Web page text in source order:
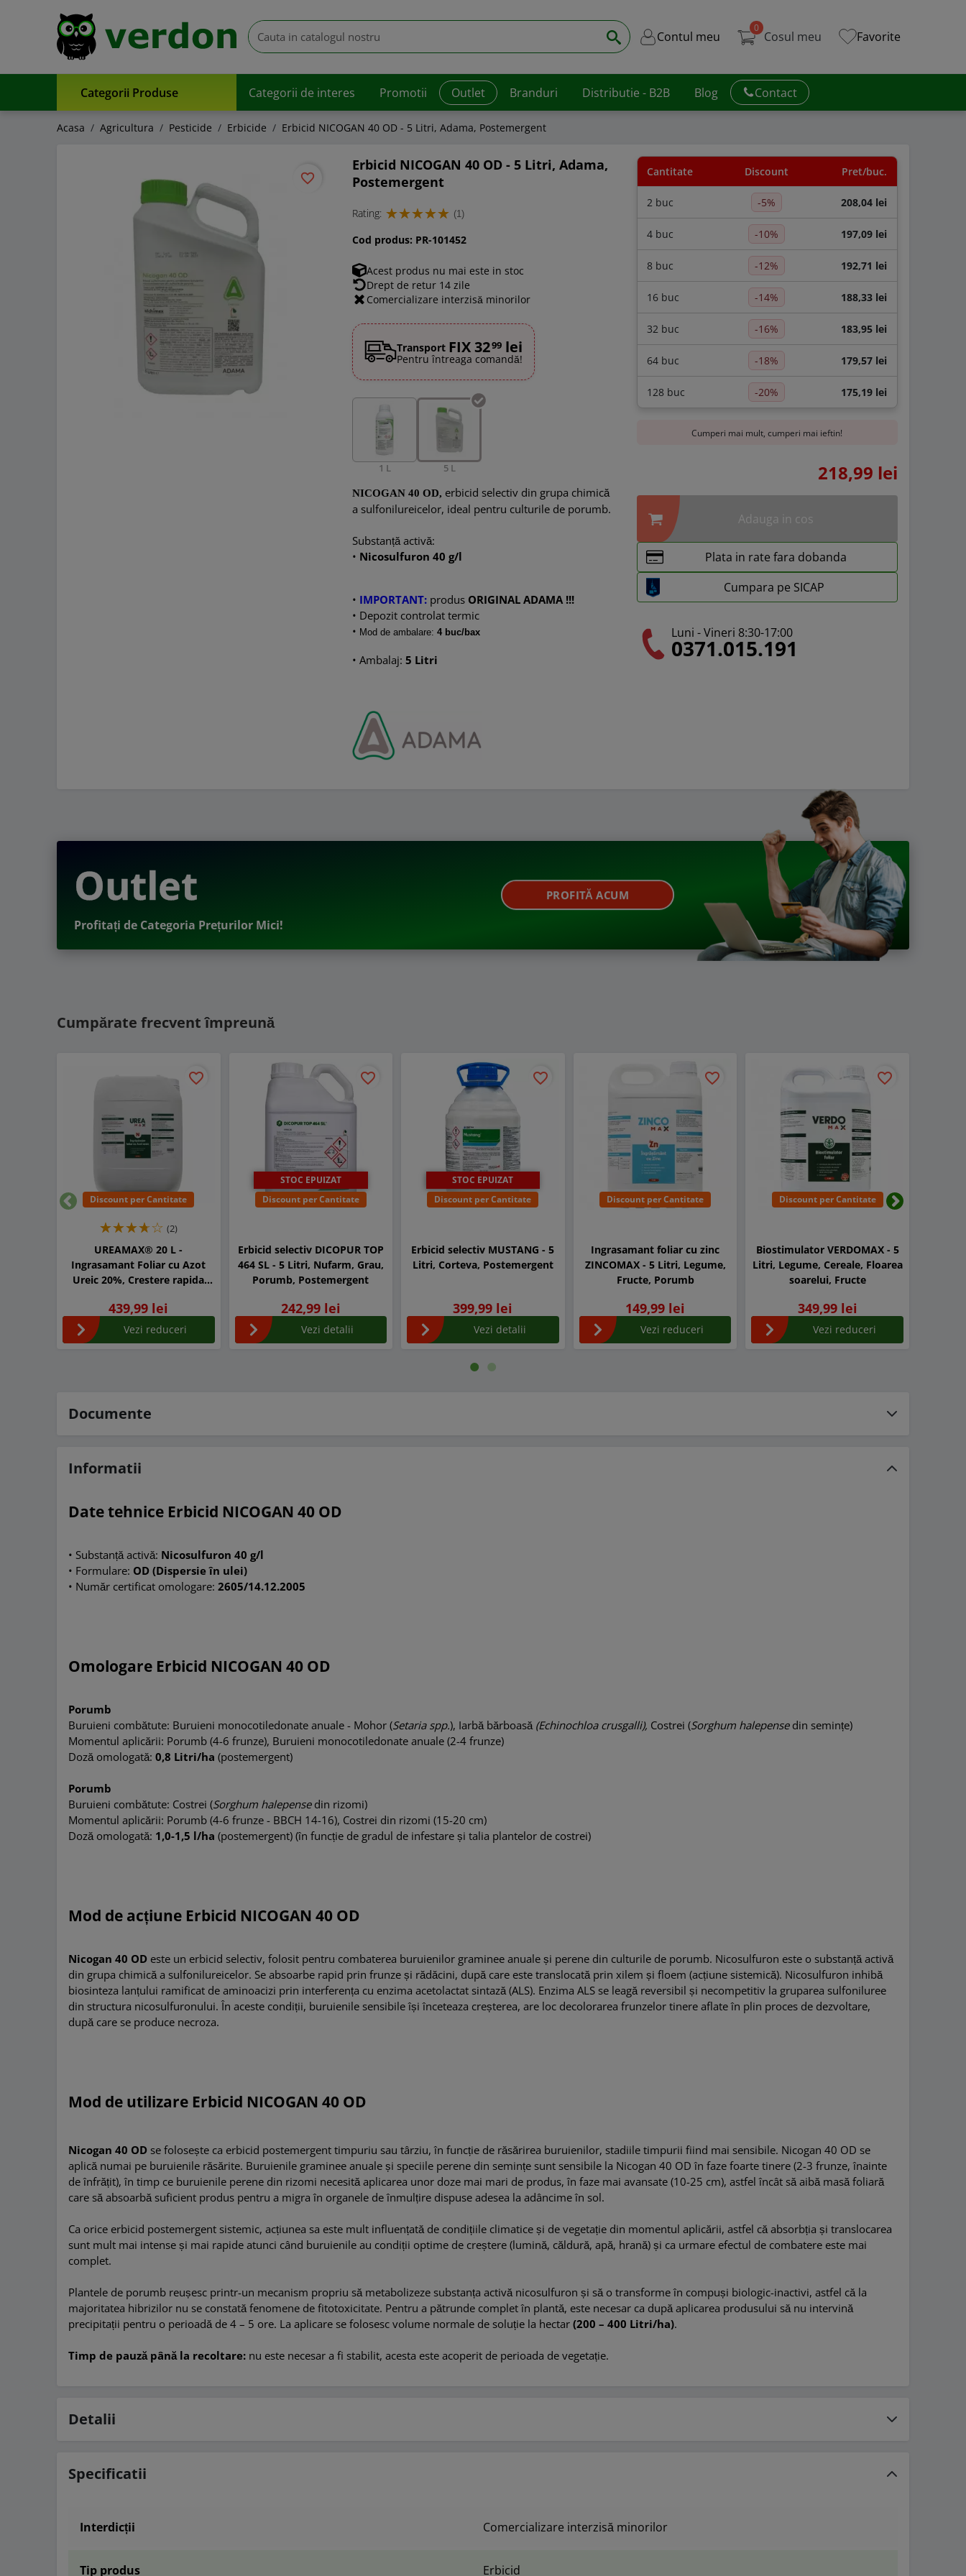
Contul meu
0
Cosul meu Favorite
Categorii Produse Categorii de interes Promotii Outlet Branduri Distributie - B2B Blog Contact
Acasa Agricultura Pesticide Erbicide Erbicid NICOGAN 40 OD - 5 Litri, Adama, Postemergent
favorite_border
Erbicid NICOGAN 40 OD - 5 Litri, Adama,
Postemergent
Rating: (1)
Cod produs: PR-101452
Acest produs nu mai este in stoc
Drept de retur 14 zile
Comercializare interzisă minorilor
Transport FIX 3299lei
Pentru întreaga comandă!
1 L 5 L
NICOGAN 40 OD, erbicid selectiv din grupa chimică
a sulfonilureicelor, ideal pentru culturile de porumb.
Substanță activă:
• Nicosulfuron 40 g/l
• IMPORTANT: produs ORIGINAL ADAMA !!!
• Depozit controlat termic
• Mod de ambalare:4 buc/bax
• Ambalaj:5 Litri
Cantitate Discount Pret/buc.
2 buc -5% 208,04 lei
4 buc -10% 197,09 lei
8 buc -12% 192,71 lei
16 buc -14% 188,33 lei
32 buc -16% 183,95 lei
64 buc -18% 179,57 lei
128 buc -20% 175,19 lei
Cumperi mai mult, cumperi mai ieftin!
218,99 lei
Adauga in cos
Plata in rate fara dobanda
Cumpara pe SICAP
Luni - Vineri 8:30-17:00
0371.015.191
Outlet
Profitați de Categoria Prețurilor Mici!
PROFITĂ ACUM
Cumpărate frecvent împreună
Discount per Cantitate
favorite_border
(2)
UREAMAX® 20 L -
Ingrasamant Foliar cu Azot
Ureic 20%, Crestere rapida
Cereale, Pomi si Vita de Vie
439,99 lei
Vezi reduceri
STOC EPUIZAT
Discount per Cantitate
favorite_border
Erbicid selectiv DICOPUR TOP
464 SL - 5 Litri, Nufarm, Grau,
Porumb, Postemergent
242,99 lei
Vezi detalii
STOC EPUIZAT
Discount per Cantitate
favorite_border
Erbicid selectiv MUSTANG - 5
Litri, Corteva, Postemergent
399,99 lei
Vezi detalii
Discount per Cantitate
favorite_border
Ingrasamant foliar cu zinc
ZINCOMAX - 5 Litri, Legume,
Fructe, Porumb
149,99 lei
Vezi reduceri
Discount per Cantitate
favorite_border
Biostimulator VERDOMAX - 5
Litri, Legume, Cereale, Floarea
soarelui, Fructe
349,99 lei
Vezi reduceri
Documente
Informatii
Date tehnice Erbicid NICOGAN 40 OD
• Substanță activă: Nicosulfuron 40 g/l
• Formulare: OD (Dispersie în ulei)
• Număr certificat omologare: 2605/14.12.2005
Omologare Erbicid NICOGAN 40 OD
Porumb
Buruieni combătute: Buruieni monocotiledonate anuale - Mohor (Setaria spp.), Iarbă bărboasă (Echinochloa crusgalli), Costrei (Sorghum halepense din semințe)
Momentul aplicării: Porumb (4-6 frunze), Buruieni monocotiledonate anuale (2-4 frunze)
Doză omologată:0,8 Litri/ha (postemergent)
Porumb
Buruieni combătute: Costrei (Sorghum halepense din rizomi)
Momentul aplicării: Porumb (4-6 frunze - BBCH 14-16), Costrei din rizomi (15-20 cm)
Doză omologată: 1,0-1,5 l/ha (postemergent) (în funcție de gradul de infestare și talia plantelor de costrei)
Mod de acțiune Erbicid NICOGAN 40 OD
Nicogan 40 OD este un erbicid selectiv, folosit pentru combaterea buruienilor graminee anuale și perene din culturile de porumb. Nicosulfuron este o substanță activă
din grupa chimică a sulfonilureicelor. Se absoarbe rapid prin frunze și rădăcini, după care este translocată prin xilem și floem (acțiune sistemică). Nicosulfuron inhibă
biosinteza lanțului ramificat de aminoacizi prin interferența cu enzima acetolactat sintază (ALS). Enzima ALS se leagă reversibil și necompetitiv la gruparea sulfoniluree
din structura nicosulfuronului. În aceste condiții, buruienile sensibile își înceteaza creșterea, are loc decolorarea frunzelor tinere aflate în plin proces de dezvoltare,
după care se produce necroza.
Mod de utilizare Erbicid NICOGAN 40 OD
Nicogan 40 OD se folosește ca erbicid postemergent timpuriu sau târziu, în funcție de răsărirea buruienilor, stadiile timpurii fiind mai sensibile. Nicogan 40 OD se
aplică numai pe buruienile răsărite. Buruienile graminee anuale și speciile perene din semințe sunt sensibile la Nicogan 40 OD în faze foarte tinere (2-3 frunze, înainte
de înfrățit), în timp ce buruienile perene din rizomi necesită aplicarea unor doze mai mari de produs, în faze mai avansate (10-25 cm), astfel încât să aibă masă foliară
care să absoarbă suficient produs pentru a migra în organele de înmulțire dispuse adesea la adâncime în sol.
Ca orice erbicid postemergent sistemic, acțiunea sa este mult influențată de condițiile climatice și de vegetație din momentul aplicării, astfel că absorbția și translocarea
sunt mult mai intense și mai rapide atunci când buruienile au condiții optime de creștere (lumină, căldură, apă, hrană) și ca urmare efectul de combatere este mai
complet.
Plantele de porumb reușesc printr-un mecanism propriu să metabolizeze substanța activă nicosulfuron și să o transforme în compuși biologic-inactivi, astfel că la
majoritatea hibrizilor nu se constată fenomene de fitotoxicitate. Pentru a pătrunde complet în plantă, este necesar ca după aplicarea produsului să nu intervină
precipitații pentru o perioadă de 4 – 5 ore. La aplicare se folosesc volume normale de soluție la hectar (200 – 400 Litri/ha).
Timp de pauză până la recoltare: nu este necesar a fi stabilit, acesta este acoperit de perioada de vegetație.
Detalii
Specificatii
Interdicții Comercializare interzisă minorilor
Tip produs Erbicid